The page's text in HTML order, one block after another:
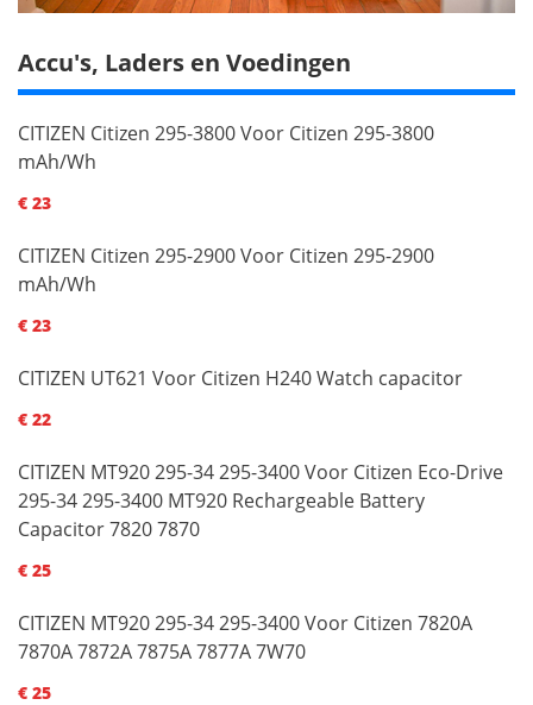
Accu's, Laders en Voedingen
CITIZEN Citizen 295-3800 Voor Citizen 295-3800
mAh/Wh
€ 23
CITIZEN Citizen 295-2900 Voor Citizen 295-2900
mAh/Wh
€ 23
CITIZEN UT621 Voor Citizen H240 Watch capacitor
€ 22
CITIZEN MT920 295-34 295-3400 Voor Citizen Eco-Drive
295-34 295-3400 MT920 Rechargeable Battery
Capacitor 7820 7870
€ 25
CITIZEN MT920 295-34 295-3400 Voor Citizen 7820A
7870A 7872A 7875A 7877A 7W70
€ 25